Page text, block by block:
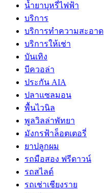
น้ำยาบุหรี่ไฟฟ้า
บริการ
บริการทำความสะอาด
บริการให้เช่า
บันเทิง
บีควอล่า
ประกัน AIA
ปลาแซลมอน
พื้นไวนิล
พูลวิลล่าพัทยา
มังกรฟ้าล็อตเตอรี่
ยาปลูกผม
รถมือสอง ฟรีดาวน์
รถสไลด์
รถเช่าเชียงราย